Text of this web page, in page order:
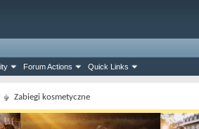
Forum Actions Quick Links
Zabiegi kosmetyczne